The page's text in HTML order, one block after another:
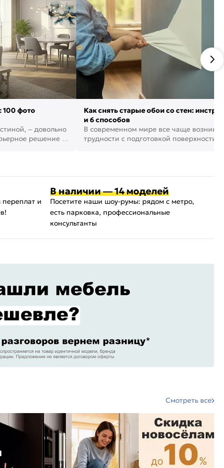
100 фото
– довольно
решение в
Как снять старые обои со стен:
и 6 способов
В современном мире все чаще
трудности с подготовкой поверхности
переплат и
В наличии — 14 моделей
Посетите наши шоу-румы: рядом с метро,
есть парковка, профессиональные
консультанты
Смотреть все